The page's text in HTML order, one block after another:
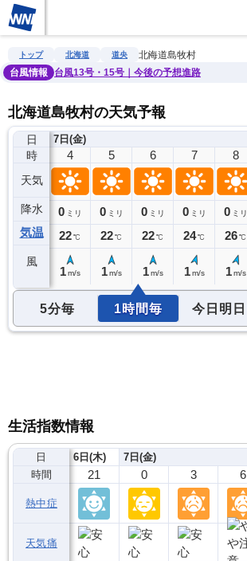
雨雲レーダー 台風情報 地震情報
トップ 北海道 道央
北海道島牧村
台風情報
台風13号・15号｜今後の予想進路
北海道島牧村の天気予報
日
時
天気
降水
気温
風
7日(金)
3
0ミリ
22℃
4
0 ミリ
22℃
1 m/s
5
0 ミリ
22℃
1 m/s
6
0 ミリ
22℃
1 m/s
7
0 ミリ
24℃
1 m/s
8
0 ミリ
26℃
1 m/s
5分毎 1時間毎 今日明日
生活指数情報
日
時間
熱中症
天気痛
6日(木)
21
7日(金)
0 3 6